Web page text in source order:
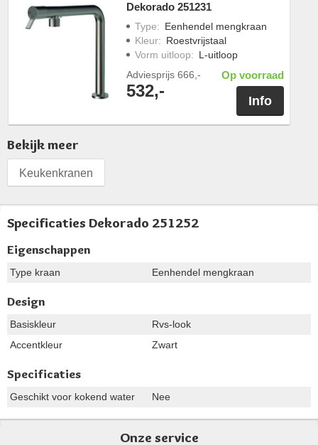
Dekorado 251231
Type: Eenhendel mengkraan
Kleur: Roestvrijstaal
Vorm uitloop: L-uitloop
Adviesprijs 666,-
532,-
Op voorraad
Info
Bekijk meer
Keukenkranen
Specificaties Dekorado 251252
Eigenschappen
Type kraan Eenhendel mengkraan
Design
Basiskleur
Rvs-look
Accentkleur
Zwart
Specificaties
Geschikt voor kokend water Nee
Onze service